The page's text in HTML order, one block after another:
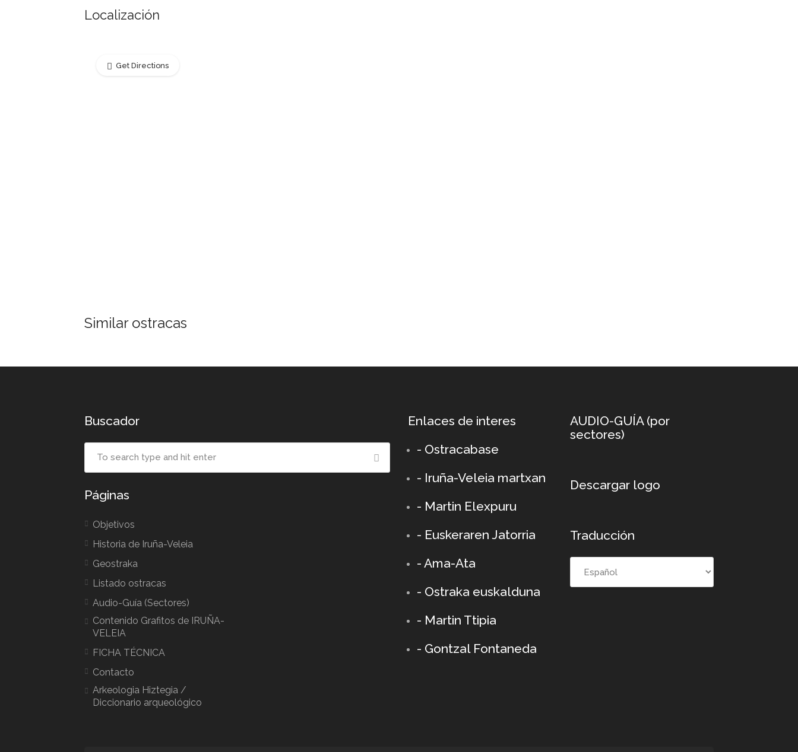
Localización
Get Directions
Similar ostracas
Buscador
Páginas
Objetivos
Historia de Iruña-Veleia
Geostraka
Listado ostracas
Audio-Guía (Sectores)
Contenido Grafitos de IRUÑA-
VELEIA
FICHA TÉCNICA
Contacto
Arkeologia Hiztegia /
Diccionario arqueológico
Enlaces de interes
- Ostracabase
- Iruña-Veleia martxan
- Martin Elexpuru
- Euskeraren Jatorria
- Ama-Ata
- Ostraka euskalduna
- Martin Ttipia
- Gontzal Fontaneda
AUDIO-GUÍA (por
sectores)
Descargar logo
Traducción